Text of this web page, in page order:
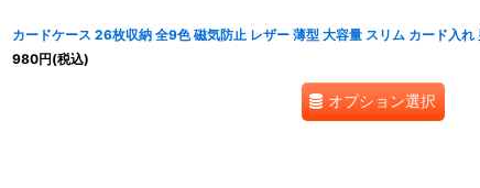
カードケース 26枚収納 全9色 磁気防止 レザー 薄型 大容量 スリム カード入
980円(税込)
オプション選択